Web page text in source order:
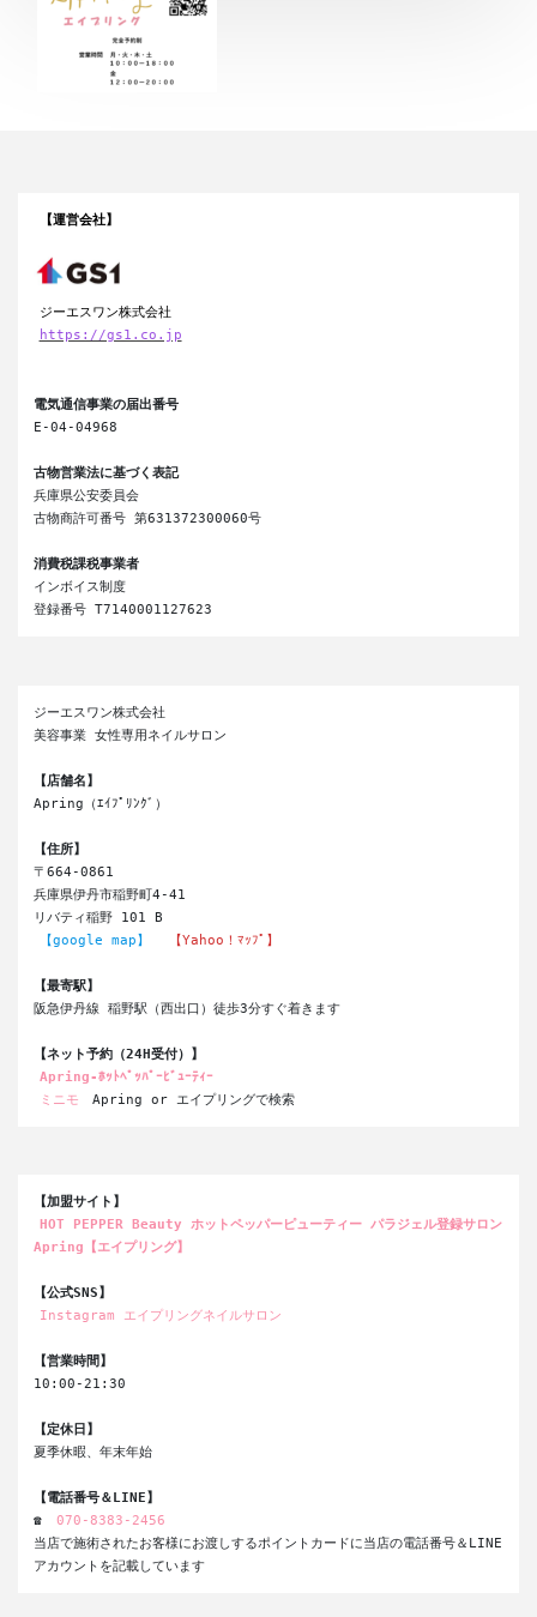
【運営会社】
ジーエスワン株式会社
https://gs1.co.jp
電気通信事業の届出番号
E-04-04968
古物営業法に基づく表記
兵庫県公安委員会
古物商許可番号 第631372300060号
消費税課税事業者
インボイス制度
登録番号 T7140001127623
ジーエスワン株式会社
美容事業 女性専用ネイルサロン
【店舗名】
Apring（ｴｲﾌﾟﾘﾝｸﾞ）
【住所】
〒664-0861
兵庫県伊丹市稲野町4-41
リバティ稲野 101 B
【google map】
【Yahoo！ﾏｯﾌﾟ】
【最寄駅】
阪急伊丹線 稲野駅（西出口）徒歩3分すぐ着きます
【ネット予約（24H受付）】
Apring-ﾎｯﾄﾍﾟｯﾊﾟｰﾋﾞｭｰﾃｨｰ
ミニモ
Apring or エイプリングで検索
【加盟サイト】
HOT PEPPER Beauty ホットペッパーピューティー パラジェル登録サロン
Apring【エイプリング】
【公式SNS】
Instagram エイプリングネイルサロン
【営業時間】
10:00-21:30
【定休日】
夏季休暇、年末年始
【電話番号＆LINE】
☎
070-8383-2456
当店で施術されたお客様にお渡しするポイントカードに当店の電話番号＆LINE
アカウントを記載しています